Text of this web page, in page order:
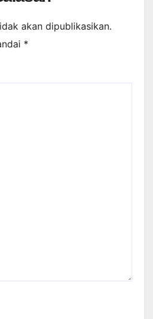
akan dipublikasikan.
*